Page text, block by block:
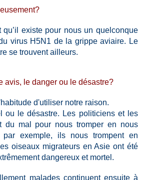
qu’il existe pour nous un quelconque
virus H5N1 de la grippe aviaire. Le
se trouvent ailleurs.
avis, le danger ou le désastre?
d'utiliser notre raison.
ou le désastre. Les politiciens et les
du mal pour nous tromper en nous
par exemple, ils nous trompent en
oiseaux migrateurs en Asie ont été
dangereux et mortel.
malades continuent ensuite à